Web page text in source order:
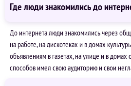
Где люди знакомились до
До интернета люди знакомились через
на работе, на дискотеках и в домах
объявлениям в газетах, на улице и в
способов имел свою аудиторию и свои